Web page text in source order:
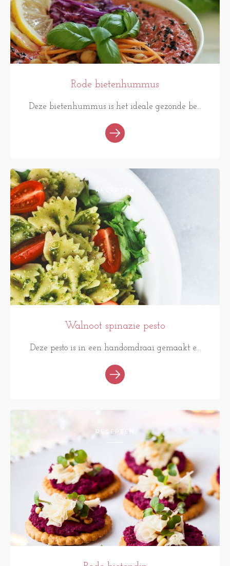
Rode bietenhummus
Deze bietenhummus is het ideale gezonde be...
RECEPTEN
Walnoot spinazie pesto
Deze pesto is in een handomdraai gemaakt e...
RECEPTEN